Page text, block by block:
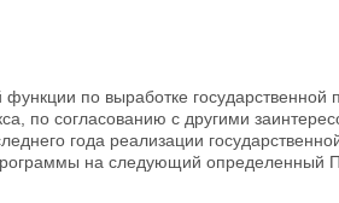
функции по выработке государственной
по согласованию с другими
года реализации
на следующий определенный